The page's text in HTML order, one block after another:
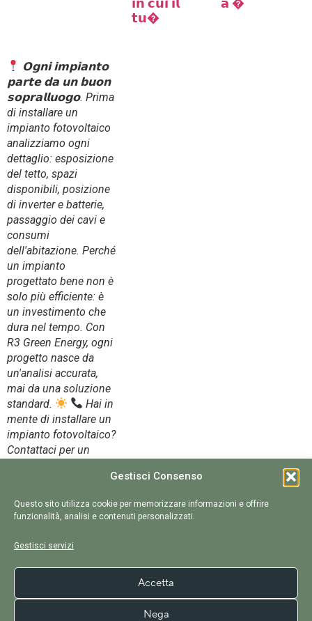
Gestisci Consenso
Questo sito utilizza cookie per memorizzare informazioni e offrire
funzionalità, analisi e contenuti personalizzati.
Gestisci servizi
Accetta
Nega
𝗢𝗴𝗻𝗶 𝗶𝗺𝗽𝗶𝗮𝗻𝘁𝗼
𝗽𝗮𝗿𝘁𝗲 𝗱𝗮 𝘂𝗻 𝗯𝘂𝗼𝗻
𝘀𝗼𝗽𝗿𝗮𝗹𝗹𝘂𝗼𝗴𝗼. Prima
di installare un
impianto fotovoltaico
analizziamo ogni
dettaglio: esposizione
del tetto, spazi
disponibili, posizione
di inverter e batterie,
passaggio dei cavi e
consumi
dell'abitazione. Perché
un impianto
progettato bene non è
solo più efficiente: è
un investimento che
dura nel tempo. Con
R3 Green Energy, ogni
progetto nasce da
un'analisi accurata,
mai da una soluzione
standard.
Hai in
mente di installare un
impianto fotovoltaico?
Contattaci per un
#fotovoltaico
#risparmioenergetico
E SUGLI ALTRI SOCIAL...